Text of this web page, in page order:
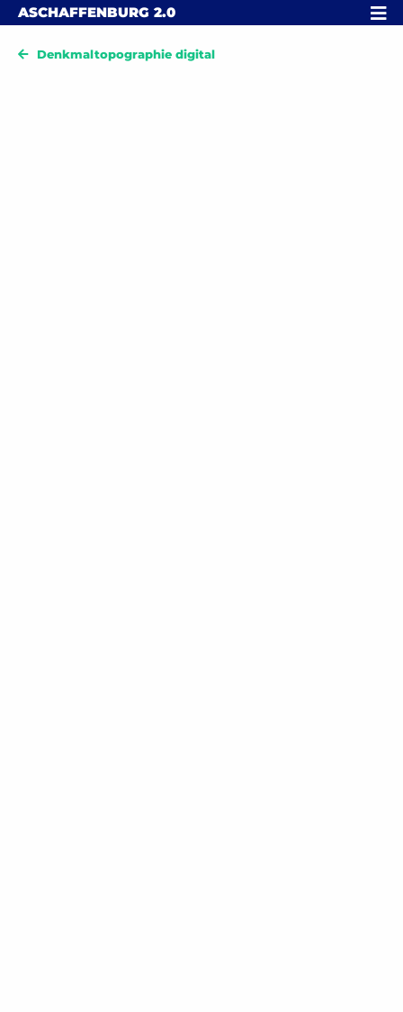
Skip to content
ASCHAFFENBURG 2.0 MENÜ
Denkmaltopographie digital